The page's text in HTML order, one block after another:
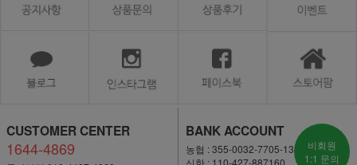
CUSTOMER CENTER
1644-4869
BANK ACCOUNT
농협 : 355-0032-7705-13
신한 : 110-427-887160
비회원
1:1 문의